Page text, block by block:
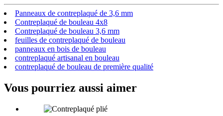
Panneaux de contreplaqué de 3,6 mm
Contreplaqué de bouleau 4x8
Contreplaqué de bouleau 3,6 mm
feuilles de contreplaqué de bouleau
panneaux en bois de bouleau
contreplaqué artisanal en bouleau
contreplaqué de bouleau de première qualité
Vous pourriez aussi aimer